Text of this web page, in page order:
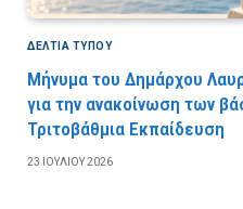
ΔΕΛΤΙΑ ΤΥΠΟΥ
Μήνυμα του Δημάρχου
για την ανακοίνωση των
Τριτοβάθμια Εκπαίδευση
23 ΙΟΥΛΊΟΥ 2026